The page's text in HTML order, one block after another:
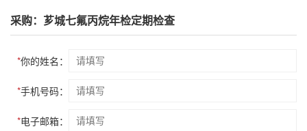
采购：芗城七氟丙烷年检定期检查
*你的姓名：
*手机号码：
*电子邮箱：